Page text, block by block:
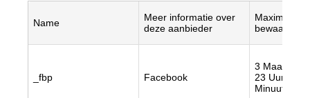
Name
Meer informatie over
deze aanbieder
Maximale
_fbp Facebook
3
23 Uur/
Minuut/